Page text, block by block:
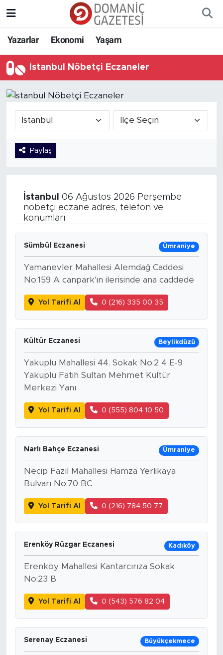
Yazarlar Ekonomi Yaşam
İstanbul Nöbetçi Eczaneler
Paylaş
İstanbul
06 Ağustos 2026 Perşembe
nöbetçi eczane adres, telefon ve
konumları
Sümbül Eczanesi Ümraniye
Yamanevler Mahallesi Alemdağ Caddesi
No:159 A canpark'ın ilerisinde ana caddede
Yol Tarifi Al 0 (216) 335 00 35
Kültür Eczanesi Beylikdüzü
Yakuplu Mahallesi 44. Sokak No:2 4 E-9
Yakuplu Fatih Sultan Mehmet Kültür
Merkezi Yanı
Yol Tarifi Al 0 (555) 804 10 50
Narlı Bahçe Eczanesi Ümraniye
Necip Fazıl Mahallesi Hamza Yerlikaya
Bulvarı No:70 BC
Yol Tarifi Al 0 (216) 784 50 77
Erenköy Rüzgar Eczanesi Kadıköy
Erenköy Mahallesi Kantarcırıza Sokak
No:23 B
Yol Tarifi Al 0 (543) 576 82 04
Serenay Eczanesi Büyükçekmece